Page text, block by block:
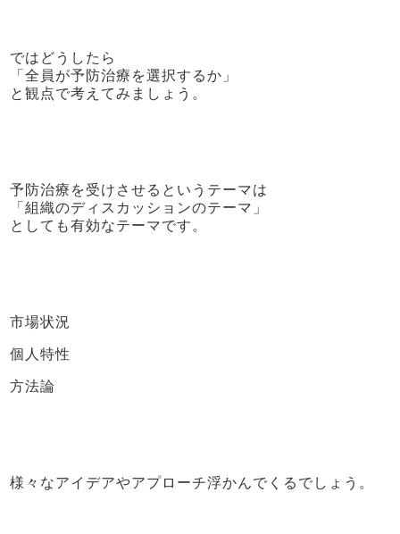
ではどうしたら
「全員が予防治療を選択するか」
と観点で考えてみましょう。
予防治療を受けさせるというテーマは
「組織のディスカッションのテーマ」
としても有効なテーマです。
市場状況
個人特性
方法論
様々なアイデアやアプローチ浮かんでくるでしょう。